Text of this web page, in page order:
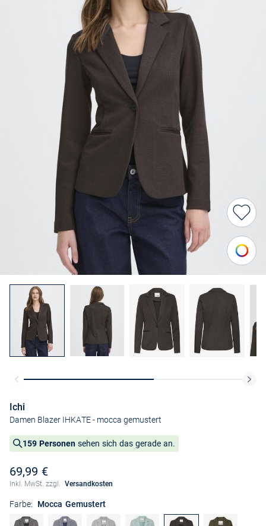
Ichi
Damen Blazer IHKATE- mocca gemustert
159 Personen sehen sich das gerade an.
69,99 €
Inkl. MwSt. zzgl. Versandkosten
Farbe: Mocca Gemustert